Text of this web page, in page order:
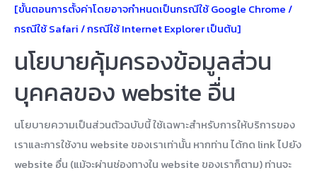
[ขั้นตอนการตั้งค่าโดยอาจกำหนดเป็นกรณีใช้ Google Chrome /
กรณีใช้ Safari / กรณีใช้ Internet Explorer เป็นต้น]
นโยบายคุ้มครองข้อมูลส่วน
บุคคลของ website อื่น
นโยบายความเป็นส่วนตัวฉบับนี้ ใช้เฉพาะสำหรับการให้บริการของ
เราและการใช้งาน website ของเราเท่านั้น หากท่าน ได้กด link ไปยัง
website อื่น (แม้จะผ่านช่องทางใน website ของเราก็ตาม) ท่านจะ